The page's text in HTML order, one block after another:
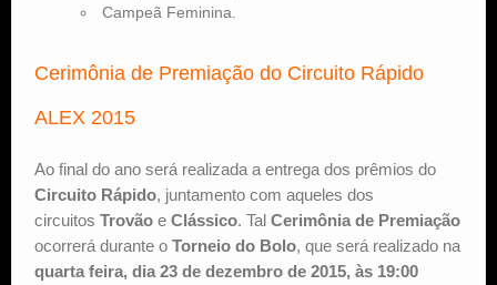
Campeã Feminina.
Cerimônia de Premiação do Circuito Rápido
ALEX 2015
Ao final do ano será realizada a entrega dos prêmios do
Circuito Rápido, juntamento com aqueles dos
circuitos Trovão e Clássico. Tal Cerimônia de Premiação
ocorrerá durante o Torneio do Bolo, que será realizado na
quarta feira, dia 23 de dezembro de 2015, às 19:00